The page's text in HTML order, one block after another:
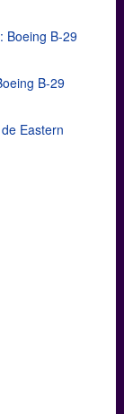
Boeing B-29
B-29
Eastern